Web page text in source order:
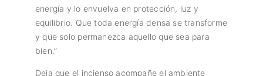
energía y lo envuelva en protección, luz y
equilibrio. Que toda energía densa se transforme
y que solo permanezca aquello que sea para
bien.”
Deja que el incienso acompañe el ambiente